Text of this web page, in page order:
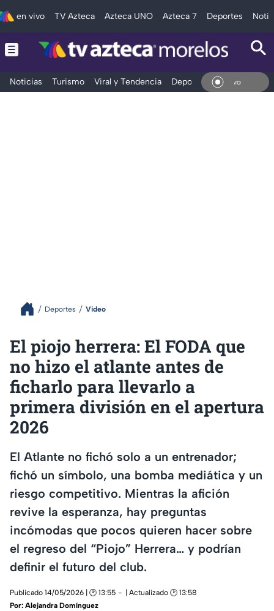
en vivo TV Azteca Azteca UNO Azteca 7 Deportes
Noticias Turismo Viral y Tendencia Deportes Espectáculos
En
Deportes Video
El piojo herrera: El FODA que
no hizo el atlante antes de
ficharlo para llevarlo a
primera división en el apertura
2026
El Atlante no fichó solo a un entrenador;
fichó un símbolo, una bomba mediática y un
riesgo competitivo. Mientras la afición
revive la esperanza, hay preguntas
incómodas que pocos quieren hacer sobre
el regreso del “Piojo” Herrera… y podrían
definir el futuro del club.
Publicado 14/05/2026 | 🕑 13:55
| Actualizado 🕑 13:58
Por: Alejandra Domínguez